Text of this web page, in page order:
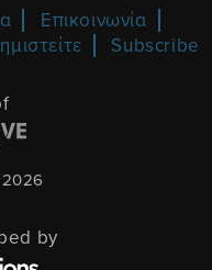
Επικοινωνία
Subscribe
by